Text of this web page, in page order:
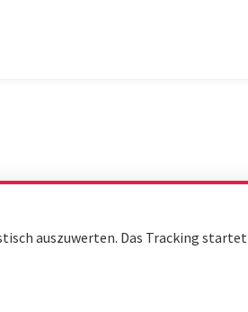
Seite 1 von 1
auszuwerten. Das Tracking startet